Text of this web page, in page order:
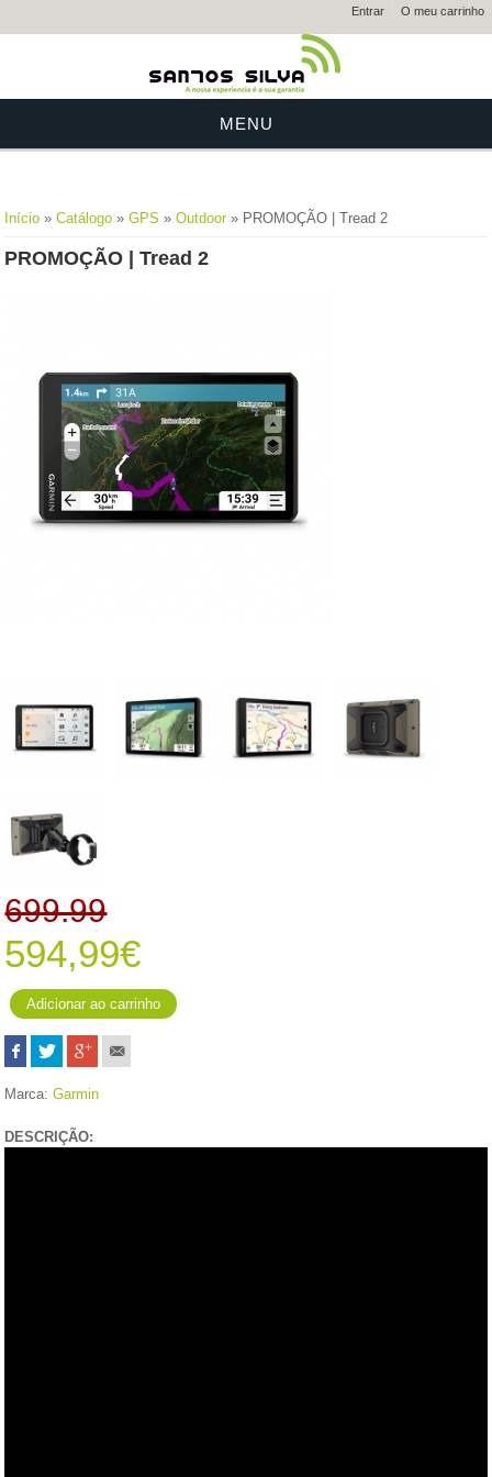
Entrar O meu carrinho
MENU
Está aqui
Início »Catálogo »GPS »Outdoor» PROMOÇÃO | Tread 2
PROMOÇÃO | Tread 2
699.99
594,99€
Marca:Garmin
DESCRIÇÃO: